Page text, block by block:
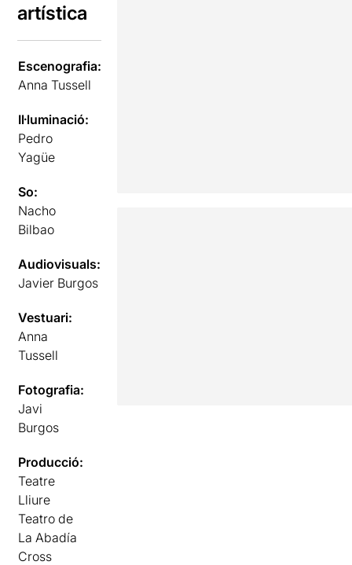
artística
Escenografia:
Anna Tussell
Il·luminació:
Pedro
Yagüe
So:
Nacho
Bilbao
Audiovisuals:
Javier Burgos
Vestuari:
Anna
Tussell
Fotografia:
Javi
Burgos
Producció:
Teatre
Lliure
Teatro de
La Abadía
Cross